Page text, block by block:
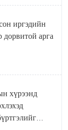
иргэдийн
дорвитой арга
хүрээнд